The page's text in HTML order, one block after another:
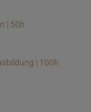
| 50h
| 100h